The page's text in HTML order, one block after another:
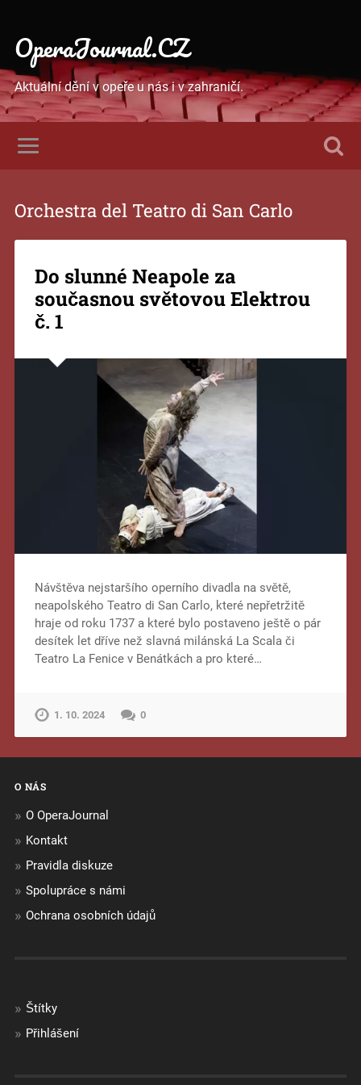
OperaJournal.CZ
Aktuální dění v opeře u nás i v zahraničí.
Orchestra del Teatro di San Carlo
Do slunné Neapole za
současnou světovou Elektrou
č. 1
Návštěva nejstaršího operního divadla na světě,
neapolského Teatro di San Carlo, které nepřetržitě
hraje od roku 1737 a které bylo postaveno ještě o pár
desítek let dříve než slavná milánská La Scala či
Teatro La Fenice v Benátkách a pro které…
1. 10. 2024 0
O NÁS
O OperaJournal
Kontakt
Pravidla diskuze
Spolupráce s námi
Ochrana osobních údajů
Štítky
Přihlášení